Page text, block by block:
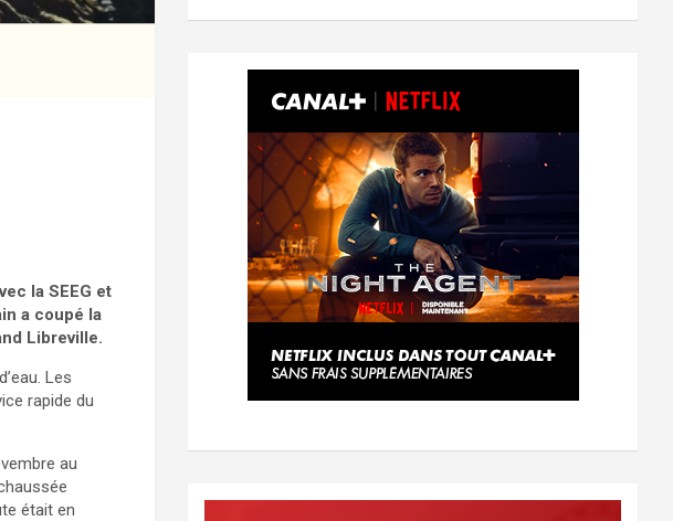
la SEEG et
a coupé la
Libreville.
Les
rapide du
au
était en